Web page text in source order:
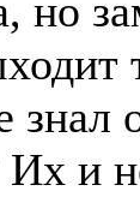
знал
Их и